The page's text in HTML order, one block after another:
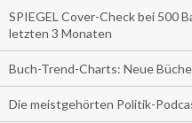
SPIEGEL Cover-Check bei 500
letzten 3 Monaten
Buch-Trend-Charts: Neue
Die meistgehörten Politik-